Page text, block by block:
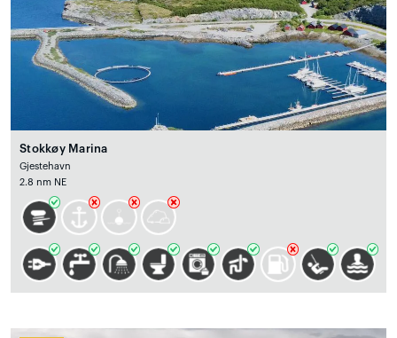
Stokkøy Marina
Gjestehavn
2.8 nm NE